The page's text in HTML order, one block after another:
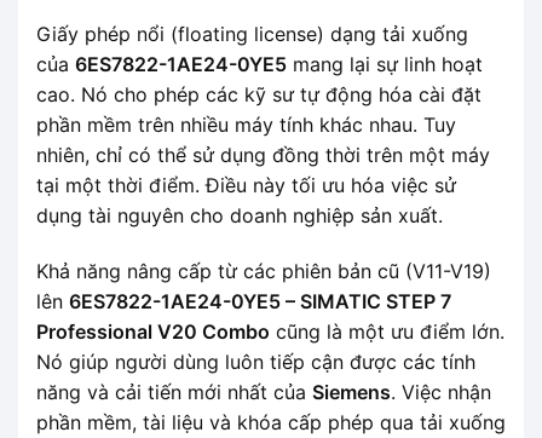
Giấy phép nổi (floating license) dạng tải xuống
của 6ES7822-1AE24-0YE5 mang lại sự linh hoạt
cao. Nó cho phép các kỹ sư tự động hóa cài đặt
phần mềm trên nhiều máy tính khác nhau. Tuy
nhiên, chỉ có thể sử dụng đồng thời trên một máy
tại một thời điểm. Điều này tối ưu hóa việc sử
dụng tài nguyên cho doanh nghiệp sản xuất.
Khả năng nâng cấp từ các phiên bản cũ (V11-V19)
lên 6ES7822-1AE24-0YE5 – SIMATIC STEP 7
Professional V20 Combo cũng là một ưu điểm lớn.
Nó giúp người dùng luôn tiếp cận được các tính
năng và cải tiến mới nhất của Siemens. Việc nhận
phần mềm, tài liệu và khóa cấp phép qua tải xuống